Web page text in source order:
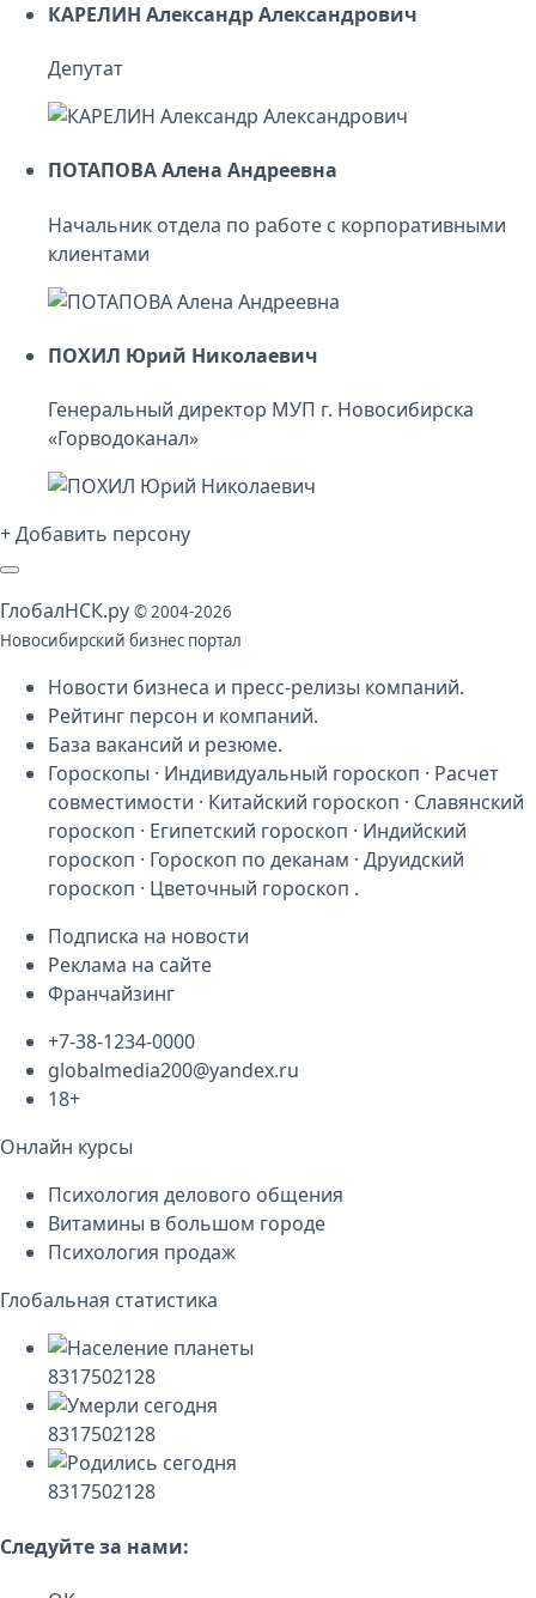
КАРЕЛИН Александр Александрович
Депутат
ПОТАПОВА Алена Андреевна
Начальник отдела по работе с корпоративными
клиентами
ПОХИЛ Юрий Николаевич
Генеральный директор МУП г. Новосибирска
«Горводоканал»
+ Добавить персону
ГлобалНСК.py © 2004-2026
Новосибирский бизнес портал
Новости бизнеса и пресс-релизы компаний.
Рейтинг персон и компаний.
База вакансий и резюме.
Гороскопы · Индивидуальный гороскоп · Расчет
совместимости · Китайский гороскоп · Славянский
гороскоп · Египетский гороскоп · Индийский
гороскоп · Гороскоп по деканам · Друидский
гороскоп · Цветочный гороскоп .
Подписка на новости
Реклама на сайте
Франчайзинг
+7-38-1234-0000
globalmedia200@yandex.ru
18+
Онлайн курсы
Психология делового общения
Витамины в большом городе
Психология продаж
Глобальная статистика
8317502128
8317502128
8317502128
Следуйте за нами: